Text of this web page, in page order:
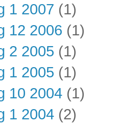
1 2007 (1)
12 2006 (1)
2 2005 (1)
1 2005 (1)
10 2004 (1)
1 2004 (2)